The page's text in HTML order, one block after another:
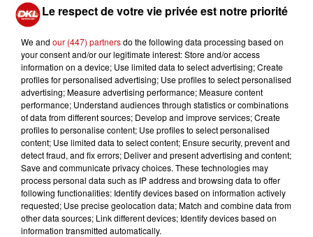
3e édition gourmande avec la présence de la Fédération
des Chefs d'Alsace dont le Restaurant à la Couronne de
Scherwiller et son chef Didier Roeckel.
Don du sang + collation gourmande
Ajouter à votre calendrier
Le respect de votre vie privée est notre priorité
We and our (447) partnersdo the following data processing based on
your consent and/or our legitimate interest: Store and/or access
information on a device; Use limited data to select advertising; Create
profiles for personalised advertising; Use profiles to select personalised
advertising; Measure advertising performance; Measure content
performance; Understand audiences through statistics or combinations
of data from different sources; Develop and improve services; Create
profiles to personalise content; Use profiles to select personalised
content; Use limited data to select content; Ensure security, prevent and
detect fraud, and fix errors; Deliver and present advertising and content;
Save and communicate privacy choices. These technologies may
process personal data such as IP address and browsing data to offer
following functionalities: Identify devices based on information actively
requested; Use precise geolocation data; Match and combine data from
other data sources; Link different devices; Identify devices based on
information transmitted automatically.